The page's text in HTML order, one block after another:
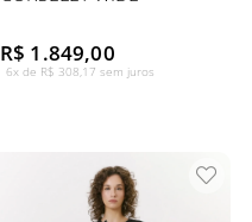
R$ 1.849,00
6x de R$ 308,17 sem juros